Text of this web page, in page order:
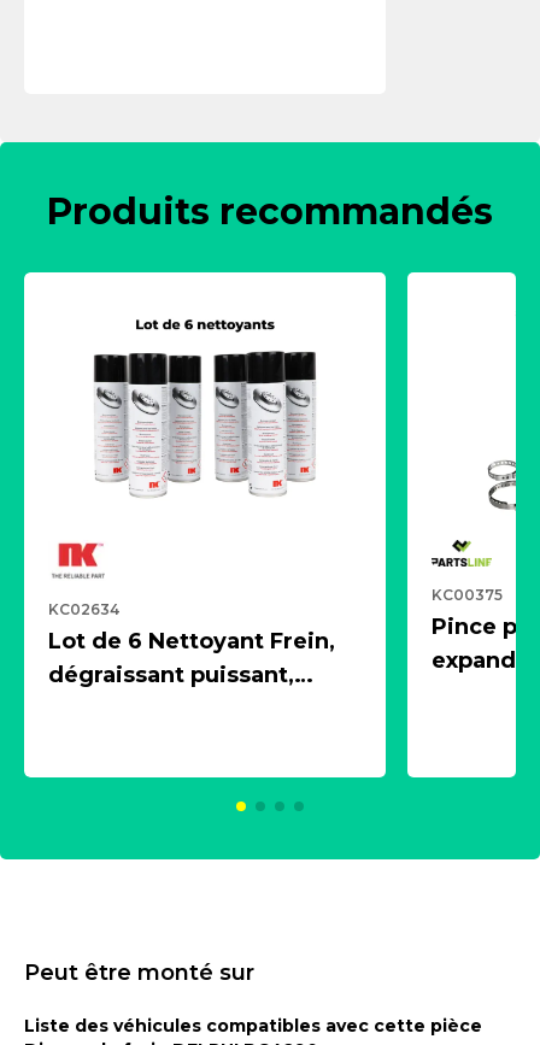
Produits recommandés
KC02634
Lot de 6 Nettoyant Frein,
dégraissant puissant,
KC00375
Pince
Peut être monté sur
Liste des véhicules compatibles avec cette pièce